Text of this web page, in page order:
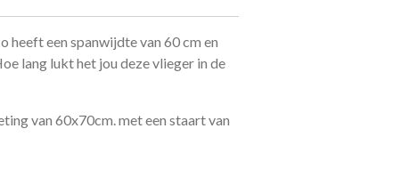
heeft een spanwijdte van 60 cm en
lang lukt het jou deze vlieger in de
van 60x70cm. met een staart van